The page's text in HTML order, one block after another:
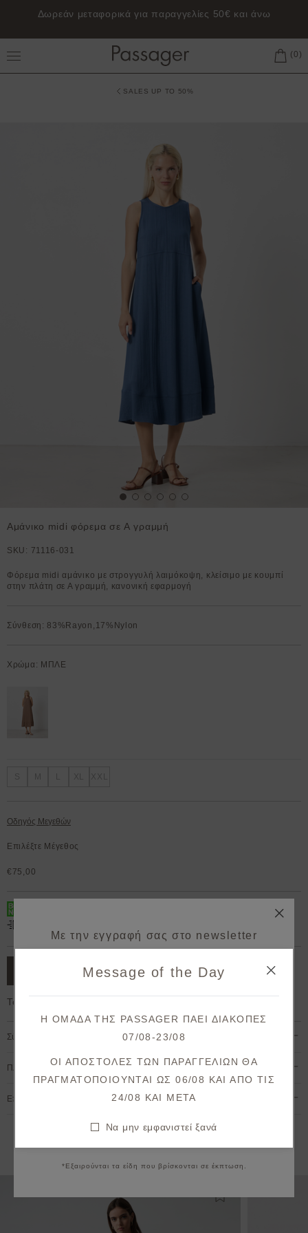
Δωρεάν μεταφορικά για παραγγελίες 50€ και άνω
Toggle Main Menu
SALES UP TO 50%
Αμάνικο midi φόρεμα σε Α γραμμή
SKU: 71116-031
Φόρεμα midi αμάνικο με στρογγυλή λαιμόκοψη, κλείσιμο με κουμπί
στην πλάτη σε Α γραμμή, κανονική εφαρμογή
Σύνθεση: 83%Rayon,17%Nylon
Χρώμα: ΜΠΛΕ
Οδηγός Μεγεθών
Επιλέξτε Μέγεθος
€75,00
ΠΡΟΣΘΗΚΗ ΣΤΟ ΚΑΛΑΘΙ
Το μοντέλο έχει ύψος 1,78cm και φοράει S
Σύνθεση & Φροντίδα
Πληρωμή & Αποστολή
Επιστροφές & Ακυρώσεις
Εναλλακτικές προτάσεις
Με την εγγραφή σας στο newsletter
στην πρώτη σας παραγγελία!
παραλαβές & μοναδικές προσφορές.
Συμφωνώ με τους όρους και προϋποθέσεις
*Εξαιρούνται τα είδη που βρίσκονται σε έκπτωση.
Message of the Day
Η ΟΜΑΔΑ ΤΗΣ PASSAGER ΠΑΕΙ ΔΙΑΚΟΠΕΣ
07/08-23/08
ΟΙ ΑΠΟΣΤΟΛΕΣ ΤΩΝ ΠΑΡΑΓΓΕΛΙΩΝ ΘΑ
ΠΡΑΓΜΑΤΟΠΟΙΟΥΝΤΑΙ ΩΣ 06/08 ΚΑΙ ΑΠΟ ΤΙΣ
24/08 KAI META
Να μην εμφανιστεί ξανά